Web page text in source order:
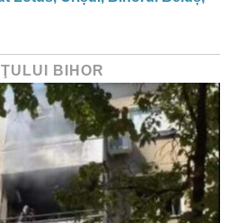
BIHOR